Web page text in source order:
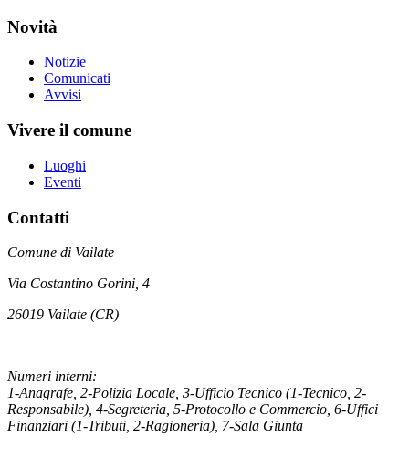
Novità
Notizie
Comunicati
Avvisi
Vivere il comune
Luoghi
Eventi
Contatti
Comune di Vailate
Via Costantino Gorini, 4
26019 Vailate (CR)
Numeri interni:
1-Anagrafe, 2-Polizia Locale, 3-Ufficio Tecnico (1-Tecnico, 2-
Responsabile), 4-Segreteria, 5-Protocollo e Commercio, 6-Uffici
Finanziari (1-Tributi, 2-Ragioneria), 7-Sala Giunta